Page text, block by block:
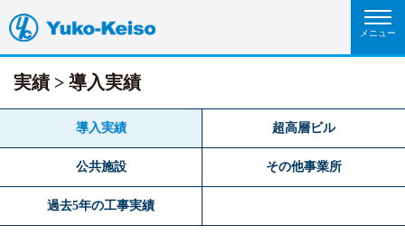
実績 導入実績
導入実績 超高層ビル
公共施設 その他事業所
過去5年の工事実績